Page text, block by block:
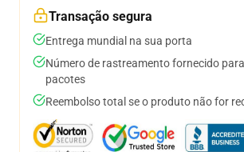
Transação segura
Entrega mundial na sua porta
Número de rastreamento fornecido
pacotes
Reembolso total se o produto não for